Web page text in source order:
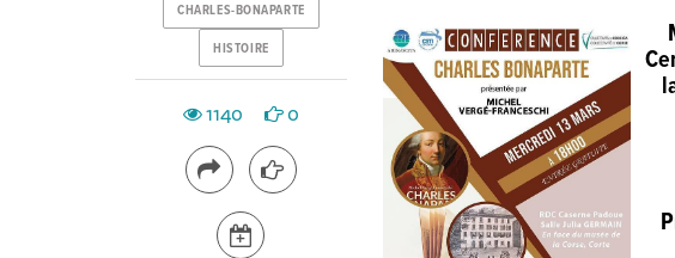
CHARLES-BONAPARTE
HISTOIRE
1140 0